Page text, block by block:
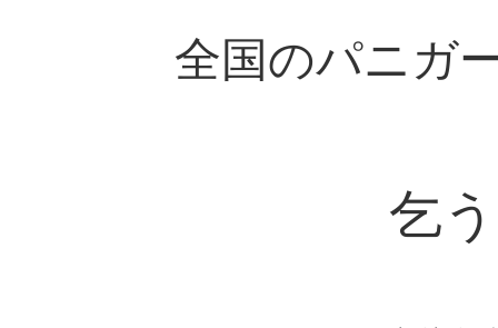
全国のパニガ
乞